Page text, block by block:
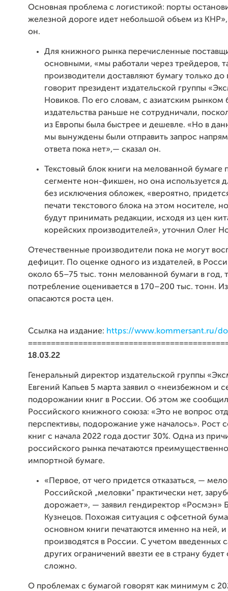
Основная проблема с логистикой: порты
железной дороге идет небольшой объем из
он.
Для книжного рынка перечисленные
основными, «мы работали через трейдеров,
производители доставляют бумагу только до
говорит президент издательской группы
Новиков. По его словам, с азиатским рынком
издательства раньше не сотрудничали,
из Европы была быстрее и дешевле. «Но в
мы вынуждены были отправить запрос
ответа пока нет»,— сказал он.
Текстовый блок книги на мелованной бумаге
сегменте нон-фикшен, но она используется
без исключения обложек, «вероятно,
печати текстового блока на этом носителе,
будут принимать редакции, исходя из цен
корейских производителей», уточнил Олег
Отечественные производители пока не могут
дефицит. По оценке одного из издателей, в
около 65–75 тыс. тонн мелованной бумаги в год,
потребление оценивается в 170–200 тыс. тонн.
опасаются роста цен.
Ссылка на издание: https://www.kommersant.ru/
18.03.22
Генеральный директор издательской группы
Евгений Капьев 5 марта заявил о «неизбежном и
подорожании книг в России. Об этом же
Российского книжного союза: «Это не вопрос
перспективы, подорожание уже началось». Рост
книг с начала 2022 года достиг 30%. Одна из
российского рынка печатаются
импортной бумаге.
«Первое, от чего придется отказаться, —
Российской „меловки“ практически нет,
дорожает», — заявил гендиректор «Росмэн»
Кузнецов. Похожая ситуация с офсетной
основном книги печатаются именно на ней,
производятся в России. С учетом введенных
других ограничений ввезти ее в страну
сложно.
О проблемах с бумагой говорят как минимум с